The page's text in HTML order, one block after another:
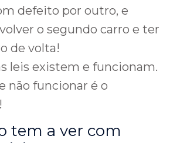
defeito por outro, e
o segundo carro e ter
de volta!
leis existem e funcionam.
não funcionar é o
tem a ver com